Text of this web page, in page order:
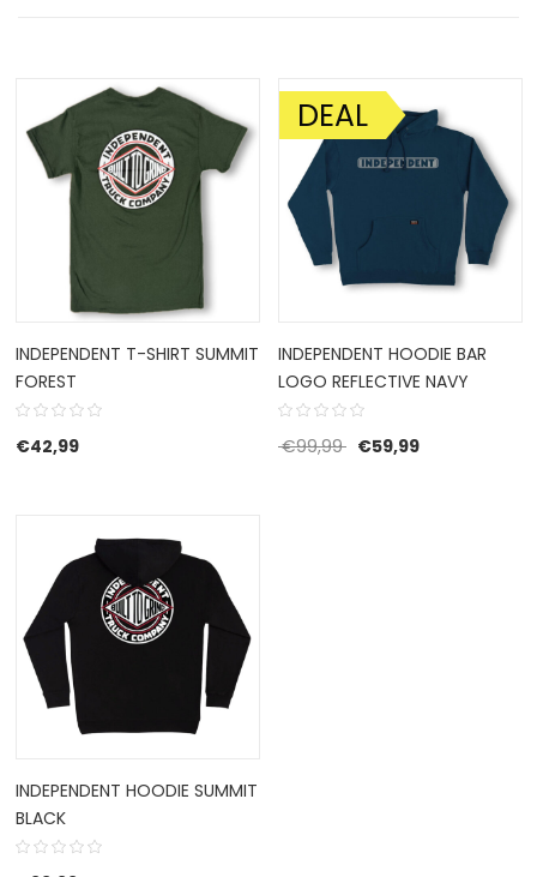
INDEPENDENT T-SHIRT SUMMIT
FOREST
€42,99
AANBIEDING!
DEAL
INDEPENDENT HOODIE BAR
LOGO REFLECTIVE NAVY
€99,99 Oorspronkelijke prijs
€59,99Huidige prijs
INDEPENDENT HOODIE SUMMIT
BLACK